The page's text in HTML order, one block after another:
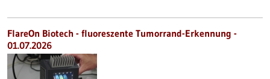
FlareOn Biotech - fluoreszente Tumorrand-Erkennung -
01.07.2026